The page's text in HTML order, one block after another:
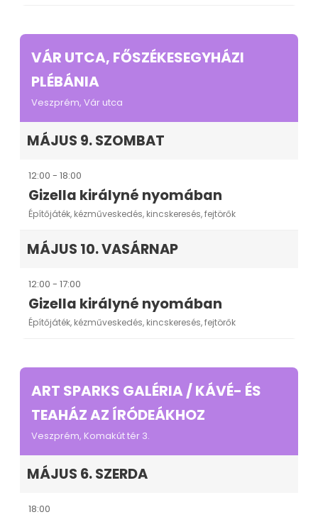
VÁR UTCA, FŐSZÉKESEGYHÁZI
PLÉBÁNIA
Veszprém, Vár utca
MÁJUS 9. SZOMBAT
12:00 - 18:00
Gizella királyné nyomában
Építőjáték, kézműveskedés, kincskeresés, fejtörők
MÁJUS 10. VASÁRNAP
12:00 - 17:00
Gizella királyné nyomában
Építőjáték, kézműveskedés, kincskeresés, fejtörők
ART SPARKS GALÉRIA / KÁVÉ- ÉS
TEAHÁZ AZ ÍRÓDEÁKHOZ
Veszprém, Komakút tér 3.
MÁJUS 6. SZERDA
18:00